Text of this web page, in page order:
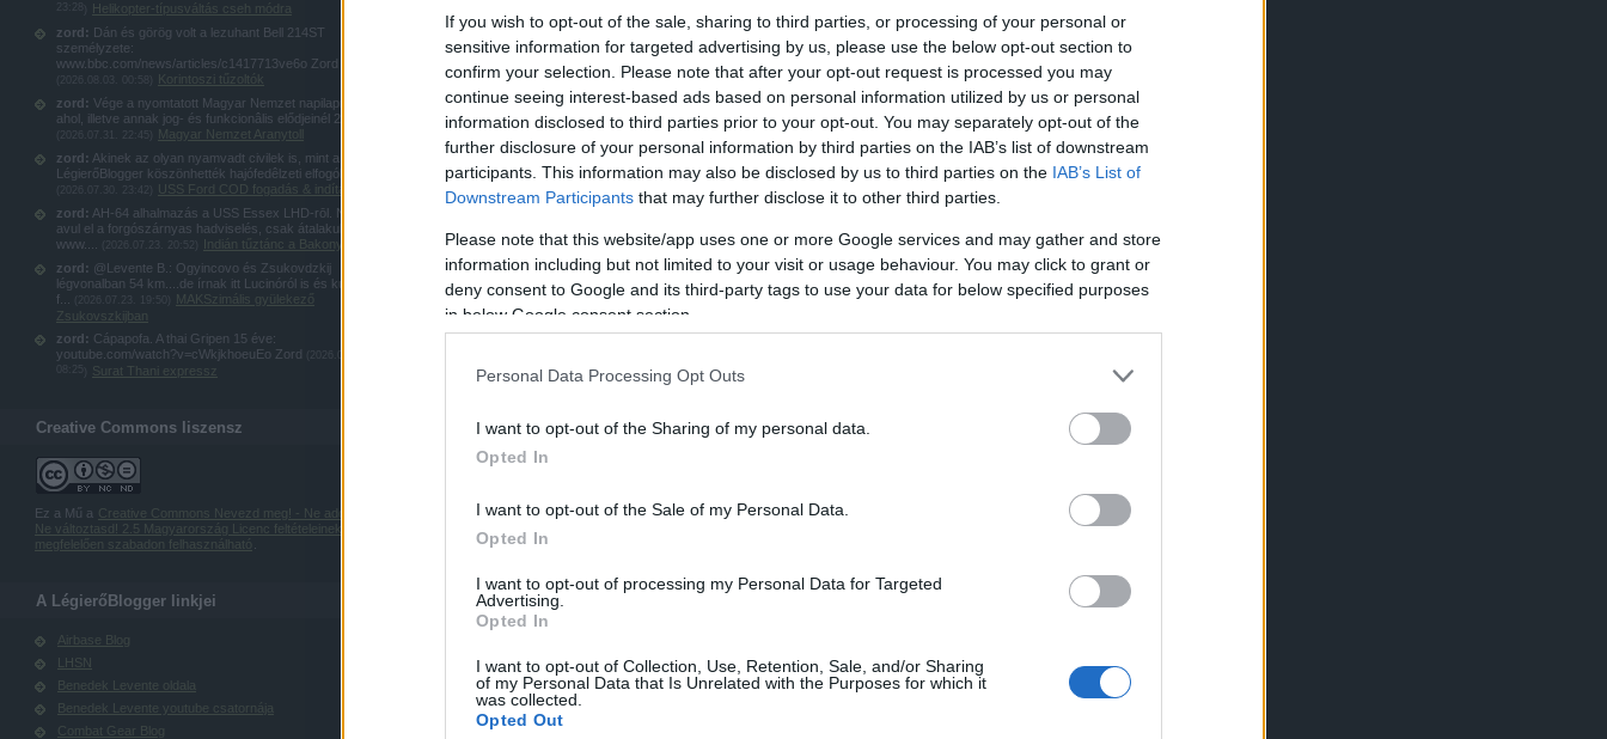
If you wish to opt-out of the sale, sharing to third parties, or processing of your personal or
sensitive information for targeted advertising by us, please use the below opt-out section to
confirm your selection. Please note that after your opt-out request is processed you may
continue seeing interest-based ads based on personal information utilized by us or personal
information disclosed to third parties prior to your opt-out. You may separately opt-out of the
further disclosure of your personal information by third parties on the IAB’s list of downstream
participants. This information may also be disclosed by us to third parties on the IAB’s List of
Downstream Participants that may further disclose it to other third parties.
Please note that this website/app uses one or more Google services and may gather and store
information including but not limited to your visit or usage behaviour. You may click to grant or
deny consent to Google and its third-party tags to use your data for below specified purposes
in below Google consent section.
Personal Data Processing Opt Outs
I want to opt-out of the Sharing of my personal data.
Opted In
I want to opt-out of the Sale of my Personal Data.
Opted In
I want to opt-out of processing my Personal Data for Targeted
Advertising.
Opted In
I want to opt-out of Collection, Use, Retention, Sale, and/or Sharing
of my Personal Data that Is Unrelated with the Purposes for which it
was collected.
Opted Out
Helikopter-típusváltás cseh módra
zord: Dán és görög volt a lezuhant Bell 214ST
személyzete:
www.bbc.com/news/articles/c1417713ve6o Zord
Korintoszi tűzoltók
zord: Vége a nyomtatott Magyar Nemzet napilapnak,
ahol, illetve annak jog- és funkcionâlis elődjeinél 20...
Magyar Nemzet Aranytoll
zord: Akinek az olyan nyamvadt civilek is, mint a
LégierőBlogger köszönhették hajófedêlzeti elfogókötel...
USS Ford COD fogadás & indítás
zord: AH-64 alhalmazás a USS Essex LHD-rōl. Nem
avul el a forgószárnyas hadviselés, csak átalakul:
www....
Indián tűztánc a Bakonyban
zord: @Levente B.: Ogyincovo és Zsukovdzkij
légvonalban 54 km....de írnak itt Lucinóról is és kubinkai
f...
MAKSzimális gyülekező
Zsukovszkijban
zord: Cápapofa. A thai Gripen 15 éve:
youtube.com/watch?v=cWkjkhoeuEo Zord
Surat Thani expressz
Creative Commons liszensz
Ez a Mű a Creative Commons Nevezd meg! - Ne add el! -
Ne változtasd! 2.5 Magyarország Licenc feltételeinek
megfelelően szabadon felhasználható
A LégierőBlogger linkjei
Airbase Blog
LHSN
Benedek Levente oldala
Benedek Levente youtube csatornája
Combat Gear Blog